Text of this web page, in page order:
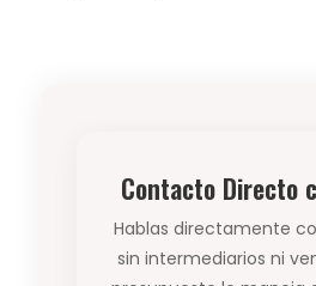
Contacto Directo
Hablas directamente
sin intermediarios ni